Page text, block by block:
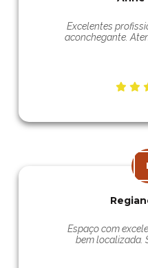
Excelentes
aconchegante.
Espaço com
bem localizada.